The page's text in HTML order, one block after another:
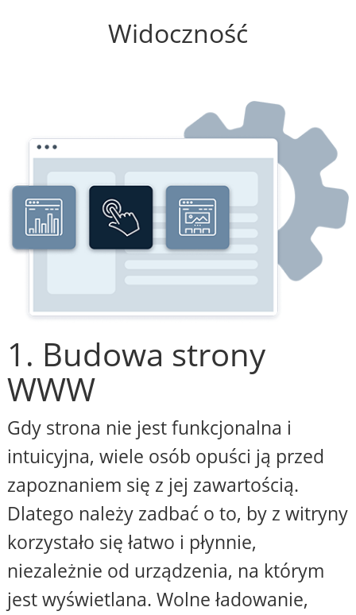
Widoczność
1. Budowa strony
WWW
Gdy strona nie jest funkcjonalna i
intuicyjna, wiele osób opuści ją przed
zapoznaniem się z jej zawartością.
Dlatego należy zadbać o to, by z witryny
korzystało się łatwo i płynnie,
niezależnie od urządzenia, na którym
jest wyświetlana. Wolne ładowanie,